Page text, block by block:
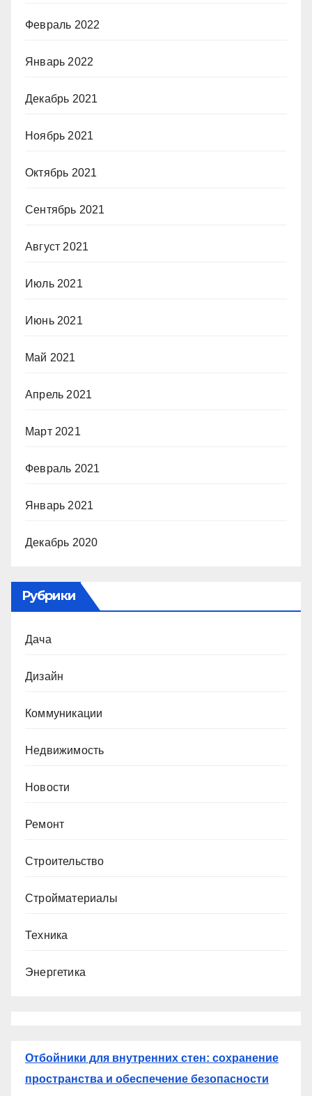
Февраль 2022
Январь 2022
Декабрь 2021
Ноябрь 2021
Октябрь 2021
Сентябрь 2021
Август 2021
Июль 2021
Июнь 2021
Май 2021
Апрель 2021
Март 2021
Февраль 2021
Январь 2021
Декабрь 2020
Рубрики
Дача
Дизайн
Коммуникации
Недвижимость
Новости
Ремонт
Строительство
Стройматериалы
Техника
Энергетика
Отбойники для внутренних стен: сохранение
пространства и обеспечение безопасности